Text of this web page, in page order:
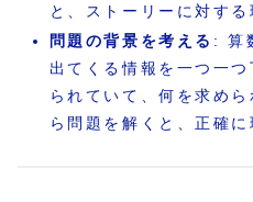
と、ストーリーに対す
問題の背景を考える : 算
出てくる情報を一つ一
られていて、何を求め
ら問題を解くと、正確に